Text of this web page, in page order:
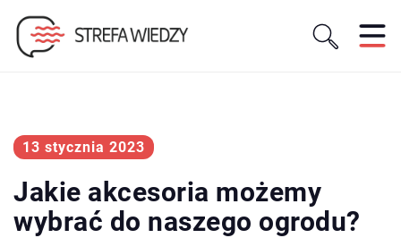
13 stycznia 2023
Jakie akcesoria możemy
wybrać do naszego ogrodu?